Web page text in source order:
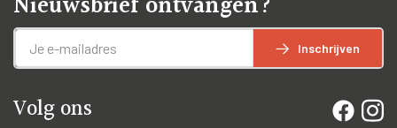
Inschrijven
Volg ons